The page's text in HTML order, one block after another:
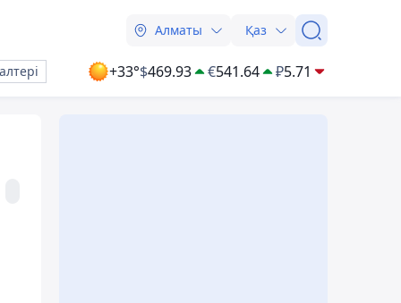
Алматы Қаз
+33°$469.93 €541.64 ₽5.71